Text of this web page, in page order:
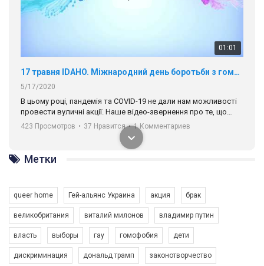
01:01
17 травня IDAHO. Міжнародний день боротьби з гомофобією трансфобією і біфобія.
5/17/2020
В цьому році, пандемія та COVІD-19 не дали нам можливості
провести вуличні акції. Наше відео-звернення про те, що
навіть коли ми у різних містах та не можемо зустрінеться, ми
разом. Ми закликаємо всіх хто поділяє цінності рівності та
солідарності, приєднатися до нас. Регіональні підрозділи
ГАУ є в 16 областях України.
Разом наш голос лунає гучніше!
423 Просмотров • 37 Нравится • 1 Комментариев
Метки
queer home Гей-альянс Украина акция брак
великобритания виталий милонов владимир путин
власть выборы гау гомофобия дети
дискриминация дональд трамп законотворчество